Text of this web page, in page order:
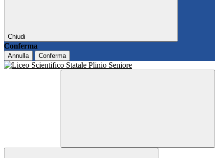
Chiudi
Conferma
Annulla Conferma